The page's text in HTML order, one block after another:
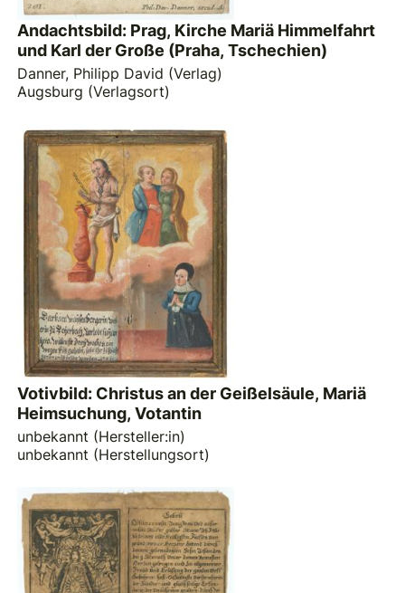
Andachtsbild: Prag, Kirche Mariä Himmelfahrt
und Karl der Große (Praha, Tschechien)
Danner, Philipp David (Verlag)
Augsburg (Verlagsort)
Votivbild: Christus an der Geißelsäule, Mariä
Heimsuchung, Votantin
unbekannt (Hersteller:in)
unbekannt (Herstellungsort)